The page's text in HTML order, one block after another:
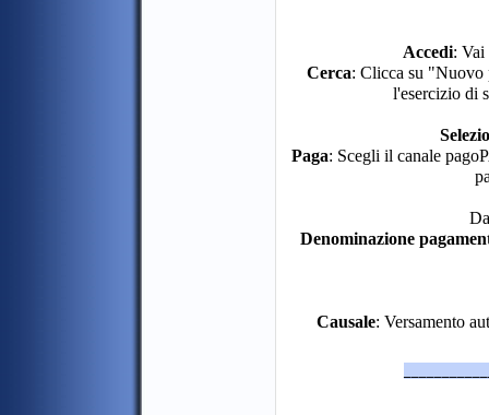
Accedi: Vai
Cerca: Clicca su "Nuovo
l'esercizio di
Paga: Scegli il canale
Denominazione
Causale: Versamento